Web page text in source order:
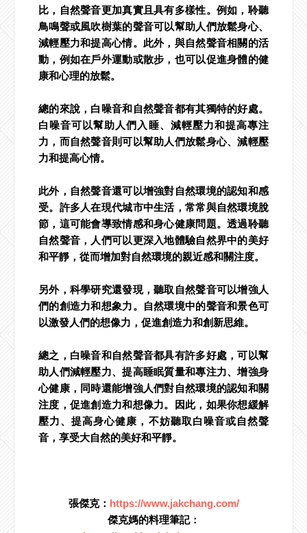
比，自然聲音更加真實且具有多樣性。例如，聆聽
鳥鳴聲或風吹樹葉的聲音可以幫助人們放鬆身心、
減輕壓力和提高心情。此外，與自然聲音相關的活
動，例如在戶外運動或散步，也可以促進身體的健
康和心理的放鬆。
總的來說，白噪音和自然聲音都有其獨特的好處。
白噪音可以幫助人們入睡、減輕壓力和提高專注
力，而自然聲音則可以幫助人們放鬆身心、減輕壓
力和提高心情。
此外，自然聲音還可以增強對自然環境的認知和感
受。許多人在現代城市中生活，常常與自然環境脫
節，這可能會導致情感和身心健康問題。透過聆聽
自然聲音，人們可以更深入地體驗自然界中的美好
和平靜，從而增加對自然環境的親近感和關注度。
另外，科學研究還發現，聽取自然聲音可以增強人
們的創造力和想象力。自然環境中的聲音和景色可
以激發人們的想像力，促進創造力和創新思維。
總之，白噪音和自然聲音都具有許多好處，可以幫
助人們減輕壓力、提高睡眠質量和專注力、增強身
心健康，同時還能增強人們對自然環境的認知和關
注度，促進創造力和想像力。因此，如果你想緩解
壓力、提高身心健康，不妨聽取白噪音或自然聲
音，享受大自然的美好和平靜。
張傑克： https://www.jakchang.com/
傑克媽的料理筆記：